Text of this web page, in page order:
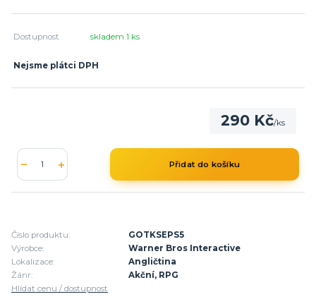
Dostupnost skladem 1 ks
Nejsme plátci DPH
290 Kč/ks
Přidat do košíku
Číslo produktu:
GOTKSEPS5
Výrobce:
Warner Bros Interactive
Lokalizace:
Angličtina
Žánr:
Akční, RPG
Hlídat cenu / dostupnost